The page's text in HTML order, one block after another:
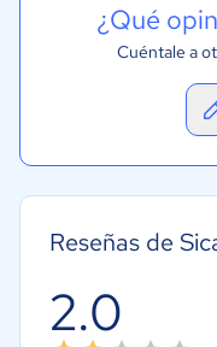
¿Qué
Cuéntale a
Reseñas de
2.0